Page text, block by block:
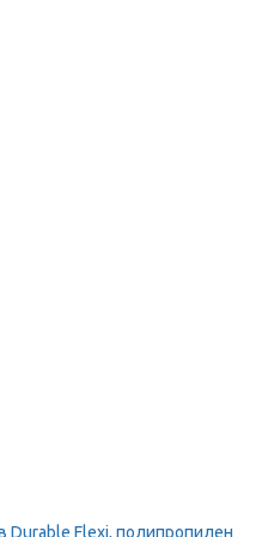
Flexi, полипропилен